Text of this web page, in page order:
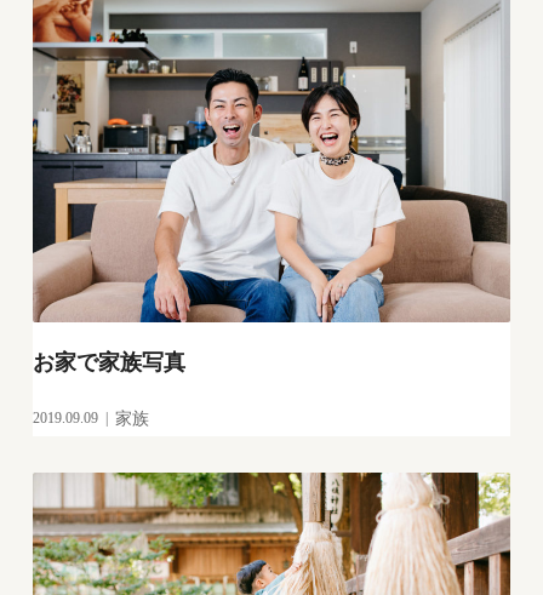
お家で家族写真
2019.09.09 家族